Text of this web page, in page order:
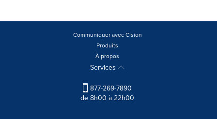
Communiquer avec Cision
Produits
À propos
Services
877-269-7890
de 8h00 à 22h00